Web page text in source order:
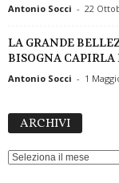
Antonio Socci - 22
LA GRANDE
BISOGNA
Antonio Socci - 1
ARCHIVI